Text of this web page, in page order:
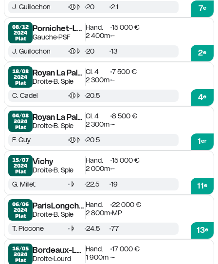
7e
J. Guillochon 20 2.1
08/12
2024
Plat
Pornichet-La Baule
GauchePSF
Hand.
15 000 €
2 400m -
2e
J. Guillochon 20 13
18/08
2024
Plat
Royan La Palmyre
DroiteB. Sple
Cl. 4
7 500 €
2 300m -
4e
C. Cadel 20.5
04/08
2024
Plat
Royan La Palmyre
DroiteB. Sple
Cl. 4
8 500 €
2 300m -
1er
F. Guy 20.5
15/07
2024
Plat
Vichy
DroiteB. Sple
Hand.
15 000 €
2 000m -
11e
G. Millet 22.5 19
06/06
2024
Plat
ParisLongchamp
DroiteB. Sple
Hand.
22 000 €
2 800m MP
13e
T. Piccone 24.5 77
16/05
2024
Plat
Bordeaux-Le Bouscat
DroiteLourd
Hand.
17 000 €
1 900m -